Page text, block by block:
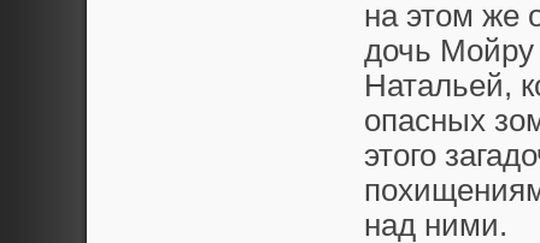
на этом же
дочь Мойру
Натальей,
опасных
этого
над ними.